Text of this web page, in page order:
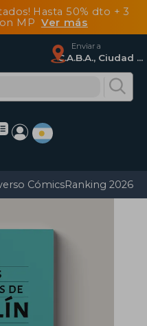
Hasta 50% dto + 3
MP Ver más
Enviar a
C.A.B.A., Ciudad Autónoma De Buenos Aires
CómicsRanking 2026